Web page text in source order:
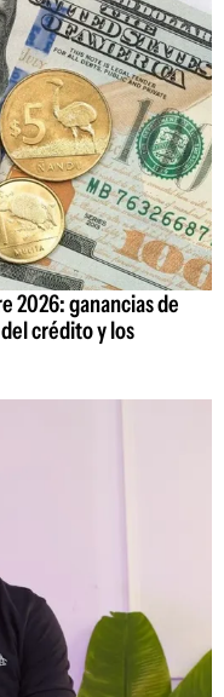
2026: ganancias de
crédito y los